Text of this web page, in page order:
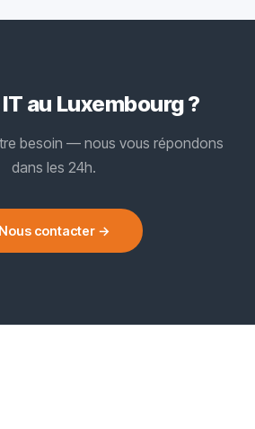
au Luxembourg ?
besoin — nous vous répondons
dans les 24h.
Nous contacter →